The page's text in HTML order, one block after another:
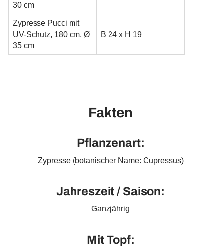
30 cm
Zypresse Pucci mit
UV-Schutz, 180 cm, Ø
35 cm
B 24 x H 19
Fakten
Pflanzenart:
Zypresse (botanischer Name: Cupressus)
Jahreszeit / Saison:
Ganzjährig
Mit Topf: